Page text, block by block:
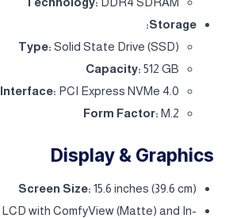
Storage:
Type: Solid State Drive (SSD)
Capacity: 512 GB
Interface: PCI Express NVMe 4.0
Form Factor: M.2
Display & Graphics
Screen Size: 15.6 inches (39.6 cm)
LCD with ComfyView (Matte) and In-